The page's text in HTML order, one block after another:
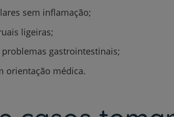
sem inflamação;
ligeiras;
problemas gastrointestinais;
orientação médica.